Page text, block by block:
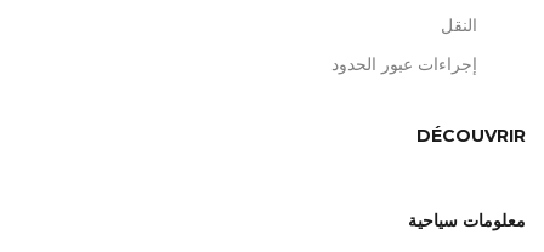
إجراءات عبور الحدود
سياحية